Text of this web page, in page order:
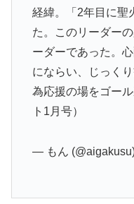
経緯。「2年目に聖
た。このリーダー
ーダーであった。
にならい、じっく
為応援の場をゴー
ト1月号）
— もん